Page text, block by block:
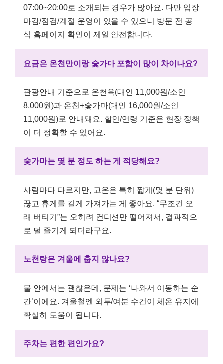
07:00~20:00로 소개되는 경우가 많아요. 다만 입장
마감/점검/계절 운영이 있을 수 있으니 방문 전 공
식 홈페이지 확인이 제일 안전합니다.
요금은 온천만이랑 숯가마 포함이 많이 차이나요?
관광안내 기준으로 온천욕(대인 11,000원/소인
8,000원)과 온천+숯가마(대인 16,000원/소인
11,000원)로 안내돼요. 할인/연령 기준은 현장 정책
이 더 정확할 수 있어요.
숯가마는 몇 분 정도 하는 게 적당해요?
사람마다 다르지만, 고온은 특히 짧게(몇 분 단위)
끊고 휴게를 길게 가져가는 게 좋아요. “무조건 오
래 버티기”는 오히려 컨디션만 떨어져서, 결과적으
로 덜 즐기게 되더라구요.
노천탕은 겨울에 춥지 않나요?
물 안에서는 괜찮은데, 문제는 ‘나와서 이동하는 순
간’이에요. 겨울철엔 외투/여분 수건이 체온 유지에
확실히 도움이 됩니다.
주차는 편한 편인가요?